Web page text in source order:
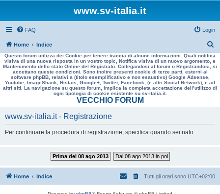
www.sv-italia.it
FAQ Login
Home Indice
e
r
a
Questo forum utilizza dei Cookie per tenere traccia di alcune informazioni. Quali notifica
visiva di una nuova risposta in un vostro topic, Notifica visiva di un nuovo argomento, e
Mantenimento dello stato Online del Registrato. Collegandosi al forum o Registrandosi, si
accettano queste condizioni. Sono inoltre presenti cookie di terze parti, esterni al
software phpBB, relativi a (titolo esemplificativo e non esaustivo) Google Adsense,
Youtube, ImageShack, Histats, Google+, Twitter, Facebook, (e altri Social Network), e ad
altri siti. La navigazione su questo forum, implica la completa accettazione dell’utilizzo di
ogni tipologia di cookie esistente su sv-italia.it.
VECCHIO FORUM
www.sv-italia.it - Registrazione
Per continuare la procedura di registrazione, specifica quando sei nato:
Prima del 08 ago 2013 Dal 08 ago 2013 in poi
Home Indice Tutti gli orari sono UTC+02:00